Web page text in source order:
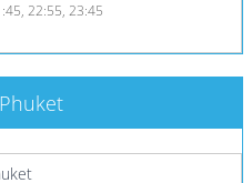
22:55, 23:45
d'informations / Billets